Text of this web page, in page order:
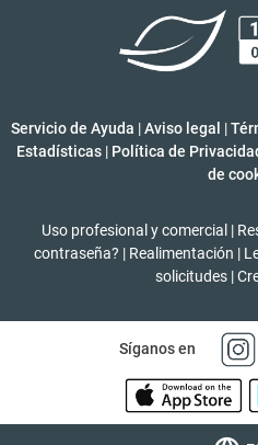
Servicio de Ayuda |Aviso legal |
Estadísticas | Política de
de
Uso profesional y comercial |
contraseña? | Realimentación |
solicitudes |
Síganos en